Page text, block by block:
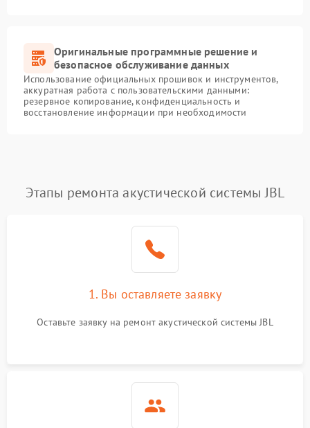
Оригинальные программные решение и
безопасное обслуживание данных
Использование официальных прошивок и инструментов,
аккуратная работа с пользовательскими данными:
резервное копирование, конфиденциальность и
восстановление информации при необходимости
Этапы ремонта акустической системы JBL
1. Вы оставляете заявку
Оставьте заявку на ремонт акустической системы JBL